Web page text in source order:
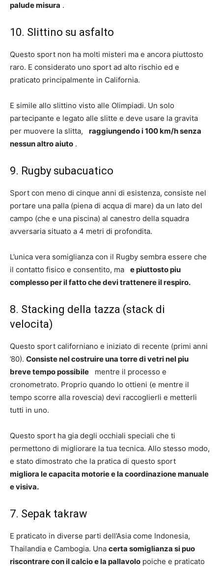
palude misura .
10. Slittino su asfalto
Questo sport non ha molti misteri ma e ancora piuttosto
raro. E considerato uno sport ad alto rischio ed e
praticato principalmente in California.
E simile allo slittino visto alle Olimpiadi. Un solo
partecipante e legato alle slitte e deve usare la gravita
per muovere la slitta, raggiungendo i 100 km/h senza
nessun altro aiuto .
9. Rugby subacuatico
Sport con meno di cinque anni di esistenza, consiste nel
portare una palla (piena di acqua di mare) da un lato del
campo (che e una piscina) al canestro della squadra
avversaria situato a 4 metri di profondita.
L’unica vera somiglianza con il Rugby sembra essere che
il contatto fisico e consentito, ma e piuttosto piu
complesso per il fatto che devi trattenere il respiro.
8. Stacking della tazza (stack di
velocita)
Questo sport californiano e iniziato di recente (primi anni
’80). Consiste nel costruire una torre di vetri nel piu
breve tempo possibile mentre il processo e
cronometrato. Proprio quando lo ottieni (e mentre il
tempo scorre alla rovescia) devi raccoglierli e metterli
tutti in uno.
Questo sport ha gia degli occhiali speciali che ti
permettono di migliorare la tua tecnica. Allo stesso modo,
e stato dimostrato che la pratica di questo sport
migliora le capacita motorie e la coordinazione manuale
e visiva.
7. Sepak takraw
E praticato in diverse parti dell’Asia come Indonesia,
Thailandia e Cambogia. Una certa somiglianza si puo
riscontrare con il calcio e la pallavolo poiche e praticato